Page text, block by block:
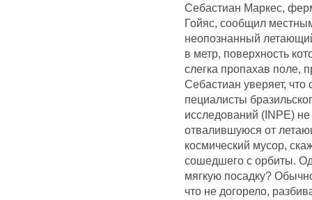
Себастиан Маркес,
Гойяс, сообщил
неопознанный
в метр, поверхность
слегка пропахав поле,
Себастиан уверяет,
пециалисты
исследований (INPE)
отвалившуюся от
космический мусор,
сошедшего с орбиты.
мягкую посадку?
что не догорело,